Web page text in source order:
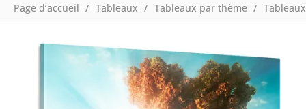
Page d’accueil Tableaux Tableaux par thème